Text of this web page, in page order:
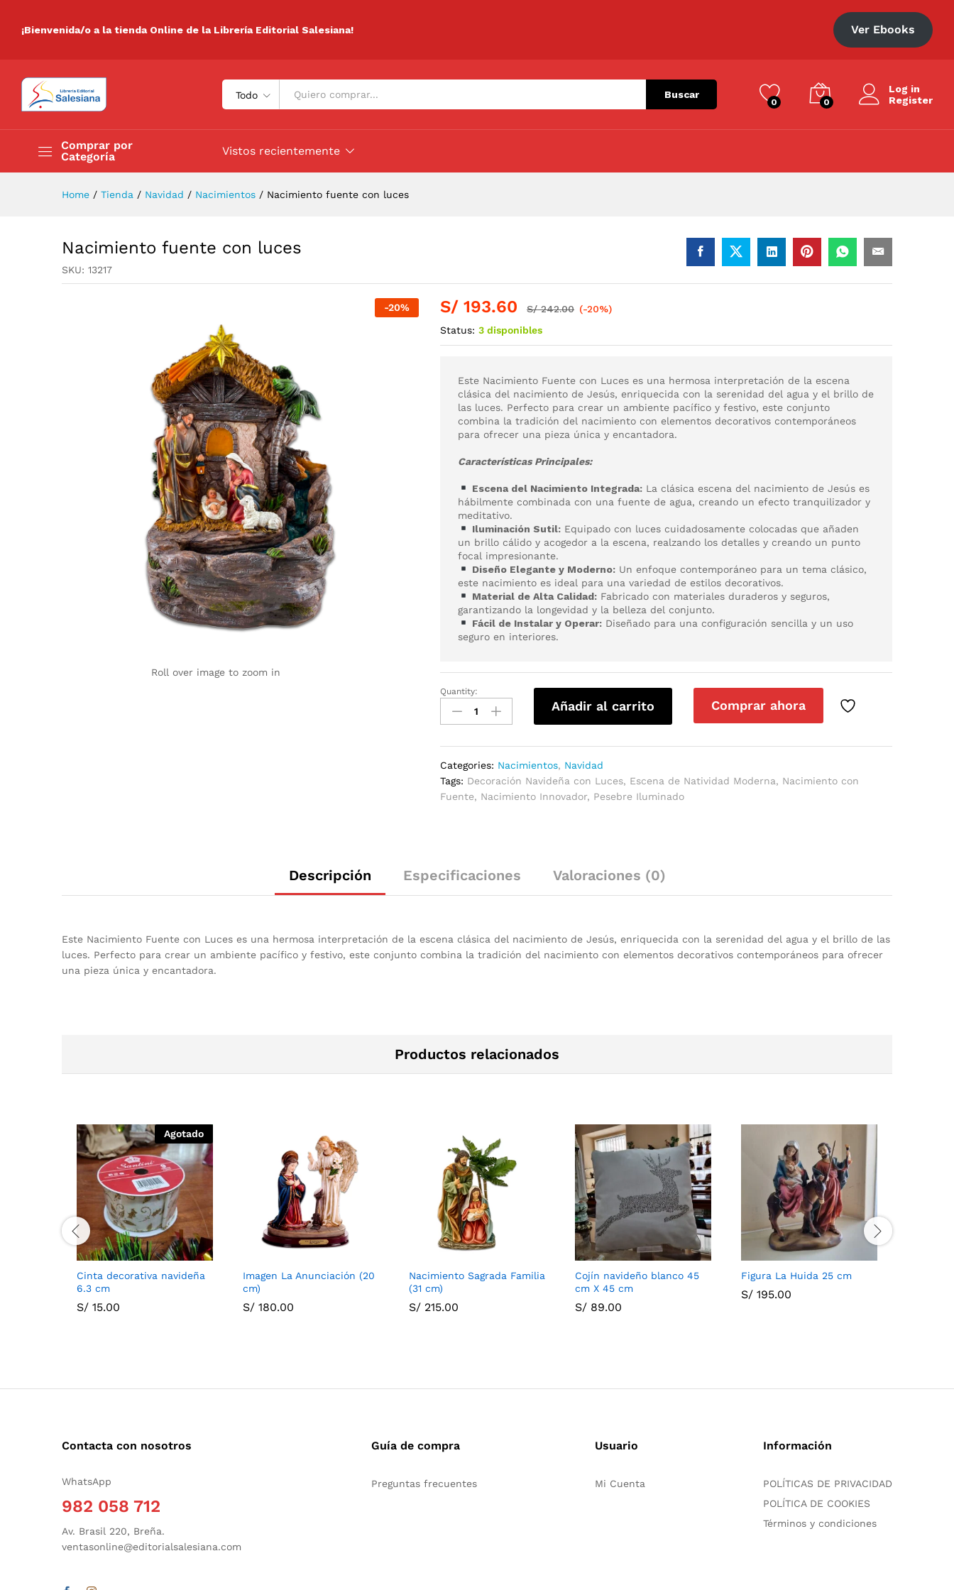
¡Bienvenida/o a la tienda Online de la Librería Editorial Salesiana! Ver Ebooks
Todo Buscar
0 0
Log in
Register
Comprar por
Categoría
Promociones
Vistos recientemente
Home / Tienda / Navidad / Nacimientos / Nacimiento fuente con luces
Nacimiento fuente con luces
SKU: 13217
-20%
Roll over image to zoom in
S/ 193.60 S/242.00 (-20%)
Status: 3 disponibles
Este Nacimiento Fuente con Luces es una hermosa interpretación de la escena
clásica del nacimiento de Jesús, enriquecida con la serenidad del agua y el brillo de
las luces. Perfecto para crear un ambiente pacífico y festivo, este conjunto
combina la tradición del nacimiento con elementos decorativos contemporáneos
para ofrecer una pieza única y encantadora.
Características Principales:
Escena del Nacimiento Integrada: La clásica escena del nacimiento de Jesús es
hábilmente combinada con una fuente de agua, creando un efecto tranquilizador y
meditativo.
Iluminación Sutil: Equipado con luces cuidadosamente colocadas que añaden
un brillo cálido y acogedor a la escena, realzando los detalles y creando un punto
focal impresionante.
Diseño Elegante y Moderno: Un enfoque contemporáneo para un tema clásico,
este nacimiento es ideal para una variedad de estilos decorativos.
Material de Alta Calidad: Fabricado con materiales duraderos y seguros,
garantizando la longevidad y la belleza del conjunto.
Fácil de Instalar y Operar: Diseñado para una configuración sencilla y un uso
seguro en interiores.
Quantity:
Añadir al carrito Comprar ahora
Categories: Nacimientos, Navidad
Tags: Decoración Navideña con Luces, Escena de Natividad Moderna, Nacimiento con
Fuente, Nacimiento Innovador, Pesebre Iluminado
Descripción Especificaciones Valoraciones (0)
Este Nacimiento Fuente con Luces es una hermosa interpretación de la escena clásica del nacimiento de Jesús, enriquecida con la serenidad del agua y el brillo de las
luces. Perfecto para crear un ambiente pacífico y festivo, este conjunto combina la tradición del nacimiento con elementos decorativos contemporáneos para ofrecer
una pieza única y encantadora.
Productos relacionados
Agotado
Cinta decorativa navideña
6.3 cm
S/ 15.00
Imagen La Anunciación (20
cm)
S/ 180.00
Nacimiento Sagrada Familia
(31 cm)
S/ 215.00
Cojín navideño blanco 45
cm X 45 cm
S/ 89.00
Figura La Huida 25 cm
S/ 195.00
Contacta con nosotros
WhatsApp
982 058 712
Av. Brasil 220, Breña.
ventasonline@editorialsalesiana.com
Guía de compra
Preguntas frecuentes
Usuario
Mi Cuenta
Información
POLÍTICAS DE PRIVACIDAD
POLÍTICA DE COOKIES
Términos y condiciones
Añadir al carrito